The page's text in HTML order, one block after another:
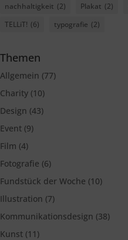
nachhaltigkeit (2) Plakat (2)
TELLiT! (6) typografie (2)
Themen
Allgemein (77)
Charity (10)
Design (43)
Event (9)
Film (4)
Fotografie (6)
Fundstück der Woche (10)
Illustration (7)
Kommunikationsdesign (38)
Kunst (11)